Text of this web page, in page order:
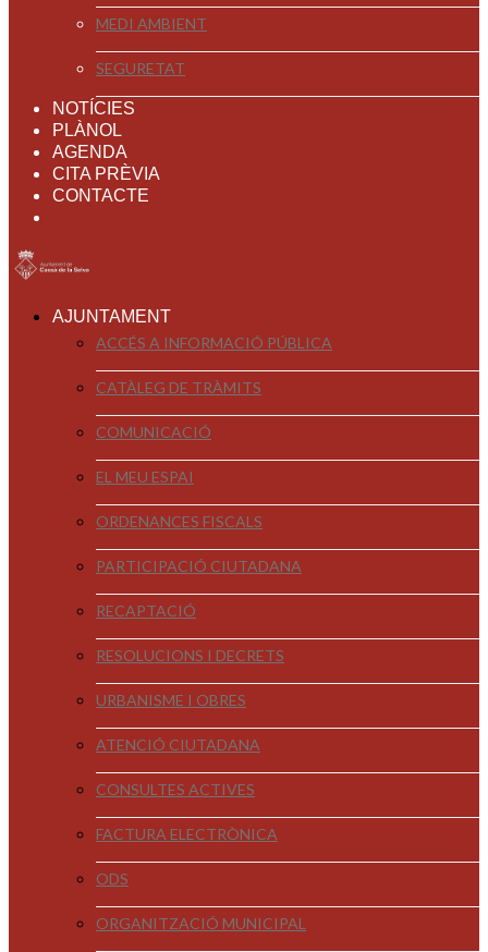
MEDI AMBIENT
SEGURETAT
NOTÍCIES
PLÀNOL
AGENDA
CITA PRÈVIA
CONTACTE
AJUNTAMENT
ACCÉS A INFORMACIÓ PÚBLICA
CATÀLEG DE TRÀMITS
COMUNICACIÓ
EL MEU ESPAI
ORDENANCES FISCALS
PARTICIPACIÓ CIUTADANA
RECAPTACIÓ
RESOLUCIONS I DECRETS
URBANISME I OBRES
ATENCIÓ CIUTADANA
CONSULTES ACTIVES
FACTURA ELECTRÒNICA
ODS
ORGANITZACIÓ MUNICIPAL